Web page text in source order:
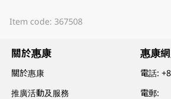
Item code: 367508
關於惠康
關於惠康
推廣活動及服務
惠康
電話:
電郵: